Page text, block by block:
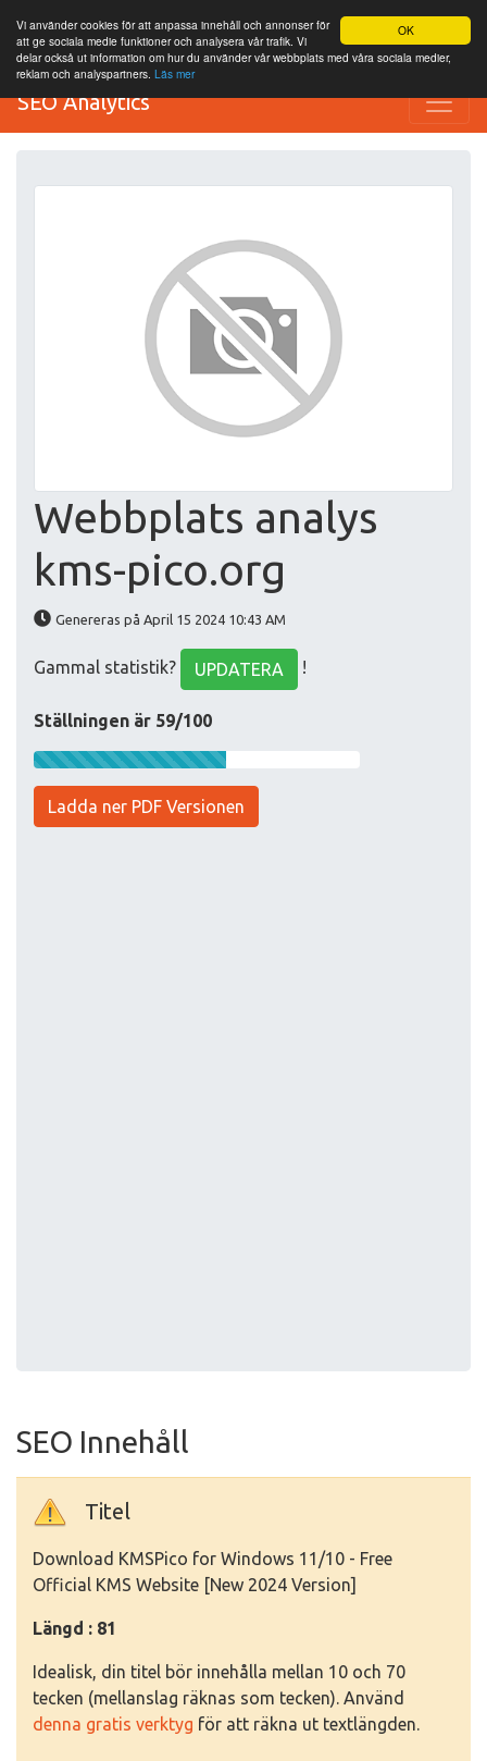
OK
Vi använder cookies för att anpassa innehåll och annonser för
att ge sociala medie funktioner och analysera vår trafik. Vi
delar också ut information om hur du använder vår webbplats med våra sociala medier,
reklam och analyspartners. Läs mer
SEO Analytics
Webbplats analys
kms-pico.org
Genereras på April 15 2024 10:43 AM
Gammal statistik? UPDATERA !
Ställningen är 59/100
Ladda ner PDF Versionen
SEO Innehåll
Titel
Download KMSPico for Windows 11/10 - Free
Official KMS Website [New 2024 Version]
Längd : 81
Idealisk, din titel bör innehålla mellan 10 och 70
tecken (mellanslag räknas som tecken). Använd
denna gratis verktyg för att räkna ut textlängden.